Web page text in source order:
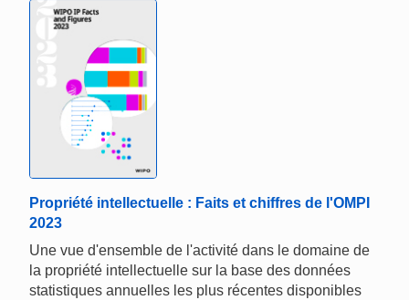
Propriété intellectuelle : Faits et chiffres de l'OMPI
2023
Une vue d'ensemble de l'activité dans le domaine de
la propriété intellectuelle sur la base des données
statistiques annuelles les plus récentes disponibles